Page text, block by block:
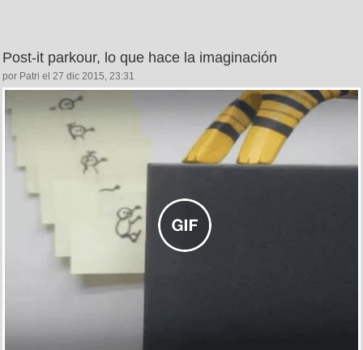
Post-it parkour, lo que hace la imaginación
por Patri el 27 dic 2015, 23:31